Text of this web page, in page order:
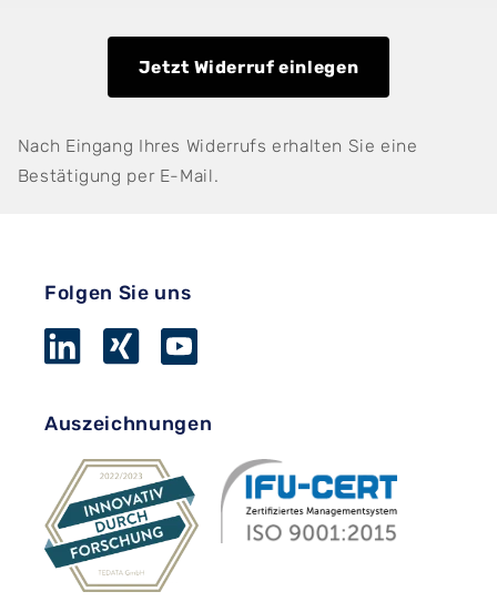
Jetzt Widerruf einlegen
Nach Eingang Ihres Widerrufs erhalten Sie eine
Bestätigung per E-Mail.
Folgen Sie uns
Auszeichnungen